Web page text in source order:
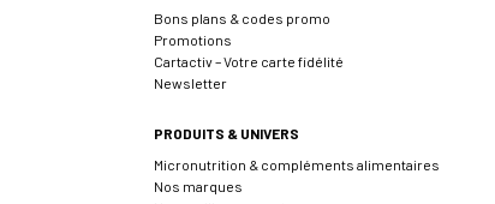
Bons plans & codes promo
Promotions
Cartactiv – Votre carte fidélité
Newsletter
PRODUITS & UNIVERS
Micronutrition & compléments alimentaires
Nos marques